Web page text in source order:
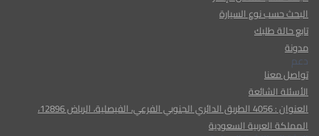
البحث حسب نوع السيارة
تابع حالة طلبك
مدونة
دعم
تواصل معنا
الأسئلة الشائعة
العنوان : 4056 الطريق الدائري الجنوبي الفرعي، الفيصلية، الرياض 12896،
المملكة العربية السعودية